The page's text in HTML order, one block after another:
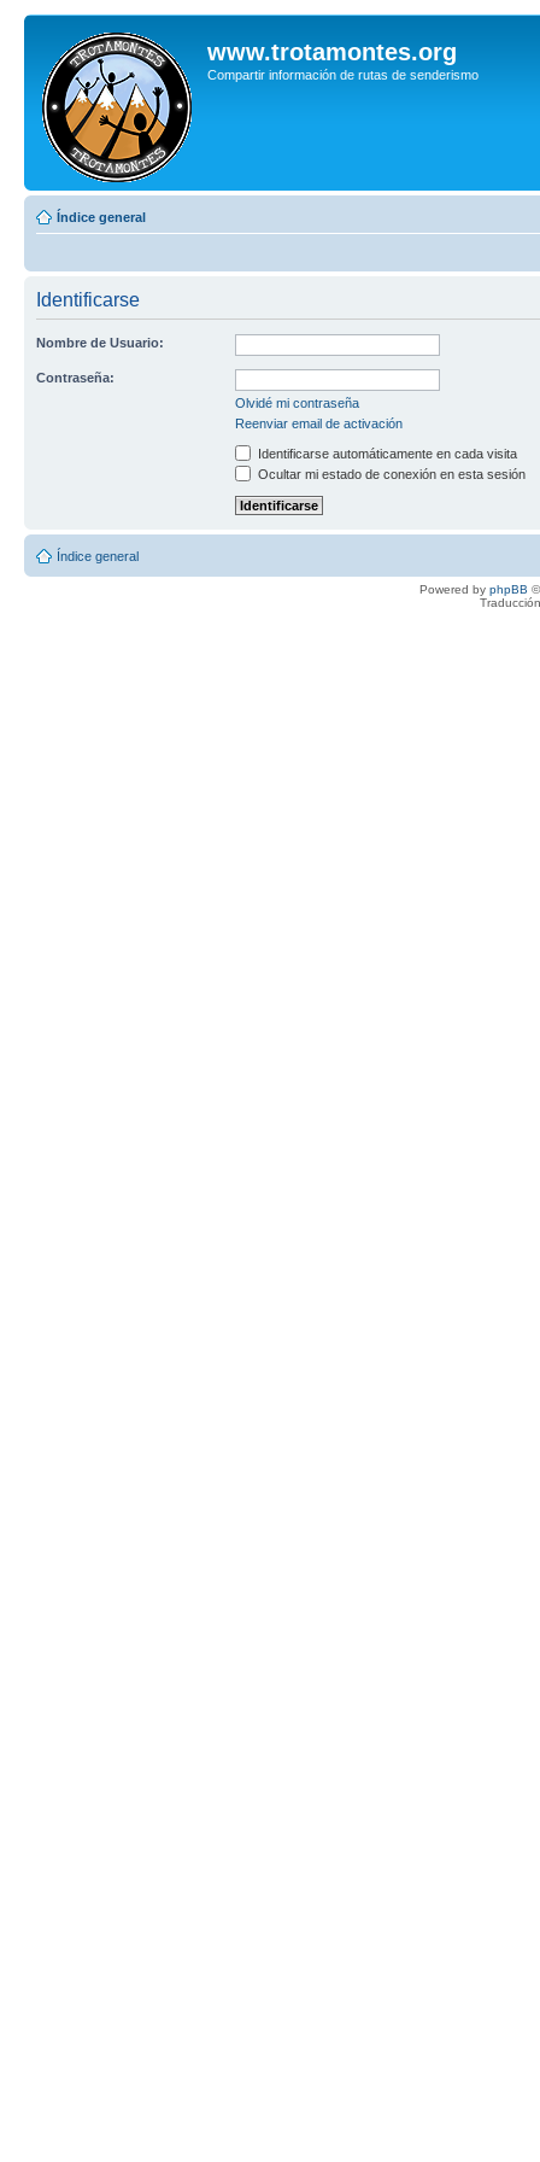
www.trotamontes.org
Compartir información de rutas de senderismo
Índice general
Identificarse
Nombre de Usuario:
Contraseña:
Olvidé mi contraseña
Reenviar email de activación
Identificarse automáticamente en cada visita
Ocultar mi estado de conexión en esta sesión
Índice general
Powered by phpBB